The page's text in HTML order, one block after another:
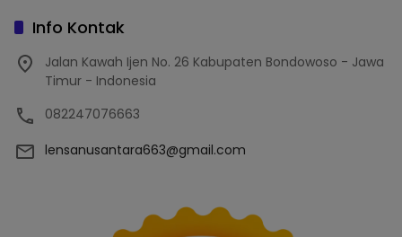
Info Kontak
Jalan Kawah Ijen No. 26 Kabupaten Bondowoso - Jawa
Timur - Indonesia
082247076663
lensanusantara663@gmail.com